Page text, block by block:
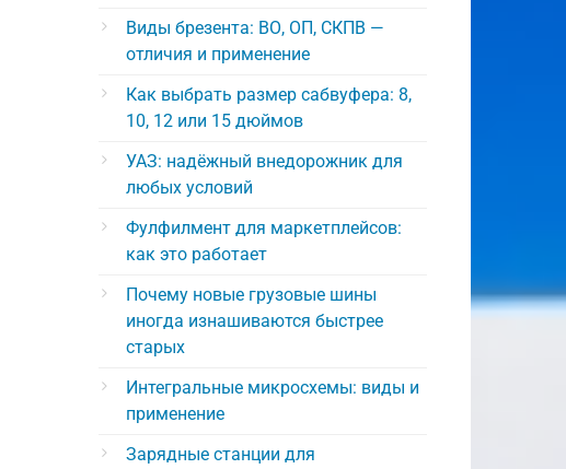
Виды брезента: ВО, ОП, СКПВ —
отличия и применение
Как выбрать размер сабвуфера: 8,
10, 12 или 15 дюймов
УАЗ: надёжный внедорожник для
любых условий
Фулфилмент для маркетплейсов:
как это работает
Почему новые грузовые шины
иногда изнашиваются быстрее
старых
Интегральные микросхемы: виды и
применение
Зарядные станции для